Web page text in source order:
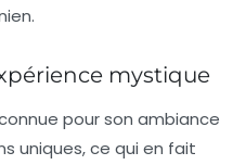
mystique
pour son ambiance
uniques, ce qui en fait